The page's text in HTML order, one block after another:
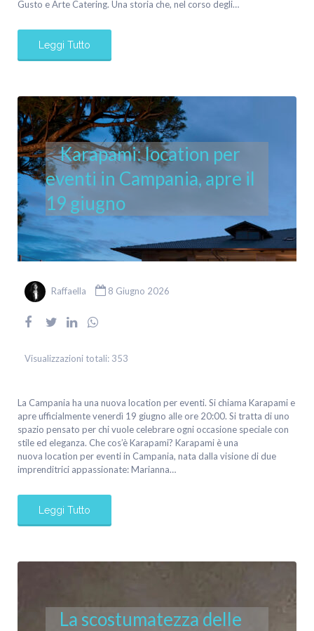
Gusto e Arte Catering. Una storia che, nel corso degli…
Leggi Tutto
Karapami: location per
eventi in Campania, apre il
19 giugno
Raffaella 8 Giugno 2026
Visualizzazioni totali: 353
La Campania ha una nuova location per eventi. Si chiama Karapami e
apre ufficialmente venerdì 19 giugno alle ore 20:00. Si tratta di uno
spazio pensato per chi vuole celebrare ogni occasione speciale con
stile ed eleganza. Che cos’è Karapami? Karapami è una
nuova location per eventi in Campania, nata dalla visione di due
imprenditrici appassionate: Marianna…
Leggi Tutto
La scostumatezza delle